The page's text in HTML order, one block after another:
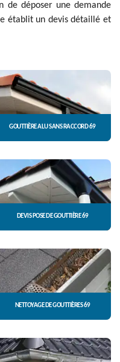
de déposer une demande
établit un devis détaillé et
GOUTTIÈRE ALU SANS RACCORD 69
DEVIS POSE DE GOUTTIÈRE 69
NETTOYAGE DE GOUTTIÈRES 69